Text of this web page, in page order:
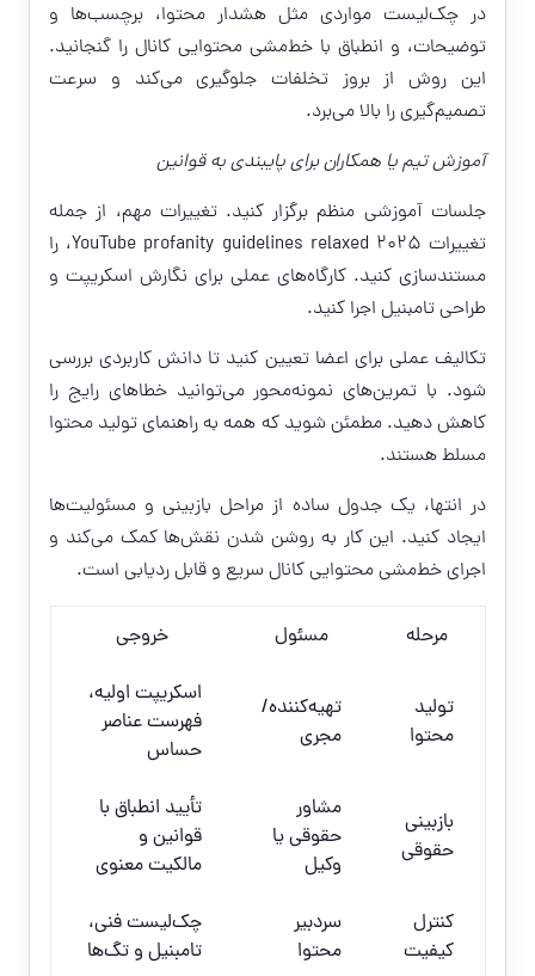
در چک‌لیست مواردی مثل هشدار محتوا، برچسب‌ها و
توضیحات، و انطباق با خط‌مشی محتوایی کانال را گنجانید.
این روش از بروز تخلفات جلوگیری می‌کند و سرعت
تصمیم‌گیری را بالا می‌برد.
آموزش تیم یا همکاران برای پایبندی به قوانین
جلسات آموزشی منظم برگزار کنید. تغییرات مهم، از جمله
تغییرات YouTube profanity guidelines relaxed 2025، را
مستندسازی کنید. کارگاه‌های عملی برای نگارش اسکریپت و
طراحی تامبنیل اجرا کنید.
تکالیف عملی برای اعضا تعیین کنید تا دانش کاربردی بررسی
شود. با تمرین‌های نمونه‌محور می‌توانید خطاهای رایج را
کاهش دهید. مطمئن شوید که همه به راهنمای تولید محتوا
مسلط هستند.
در انتها، یک جدول ساده از مراحل بازبینی و مسئولیت‌ها
ایجاد کنید. این کار به روشن شدن نقش‌ها کمک می‌کند و
اجرای خط‌مشی محتوایی کانال سریع و قابل ردیابی است.
مرحله مسئول خروجی
تولید
محتوا
تهیه‌کننده/
مجری
اسکریپت اولیه،
فهرست عناصر
حساس
بازبینی
حقوقی
مشاور
حقوقی یا
وکیل
تأیید انطباق با
قوانین و
مالکیت معنوی
کنترل
کیفیت
سردبیر
محتوا
چک‌لیست فنی،
تامبنیل و تگ‌ها